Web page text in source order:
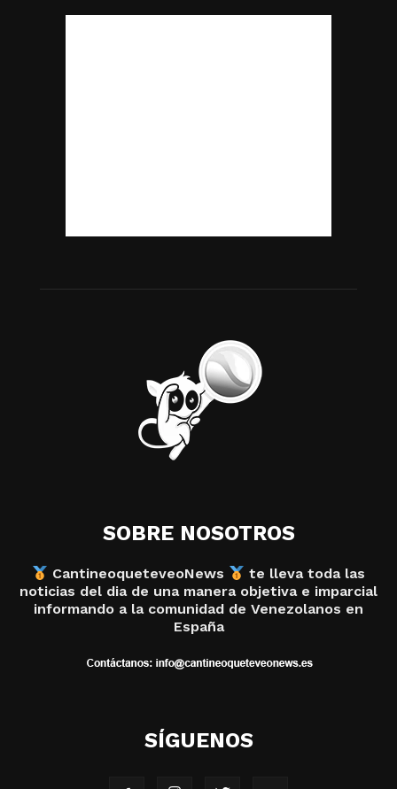
SOBRE NOSOTROS
CantineoqueteveoNews
te lleva toda las
noticias del dia de una manera objetiva e imparcial
informando a la comunidad de Venezolanos en
España
SÍGUENOS